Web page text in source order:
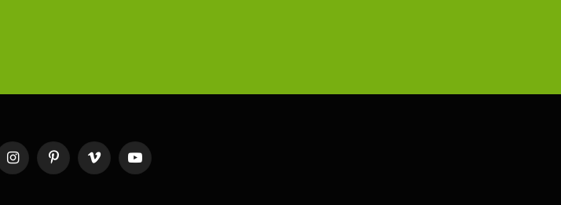
InstagramPinterestVimeo YouTube